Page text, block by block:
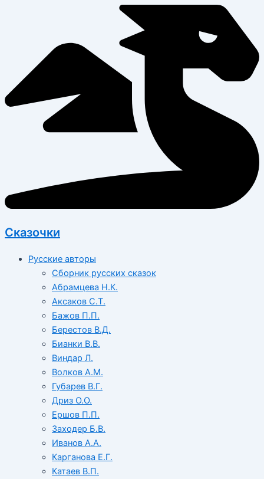
Сказочки
Русские авторы
Сборник русских сказок
Абрамцева Н.К.
Аксаков С.Т.
Бажов П.П.
Берестов В.Д.
Бианки В.В.
Виндар Л.
Волков А.М.
Губарев В.Г.
Дриз О.О.
Ершов П.П.
Заходер Б.В.
Иванов А.А.
Карганова Е.Г.
Катаев В.П.